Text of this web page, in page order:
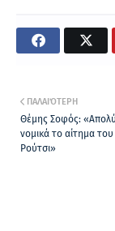
ΠΑΛΑΙΌΤΕΡΗ
Θέμης Σοφός:
νομικά το αίτημα
Ρούτσι»